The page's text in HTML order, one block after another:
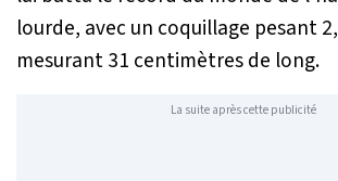
lourde, avec un coquillage pesant
mesurant 31 centimètres de long.
La suite après cette publicité